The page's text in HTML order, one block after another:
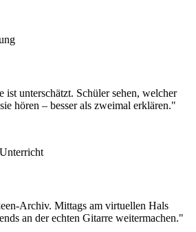
ist unterschätzt. Schüler sehen, welcher
hören – besser als zweimal erklären."
Archiv. Mittags am virtuellen Hals
an der echten Gitarre weitermachen."